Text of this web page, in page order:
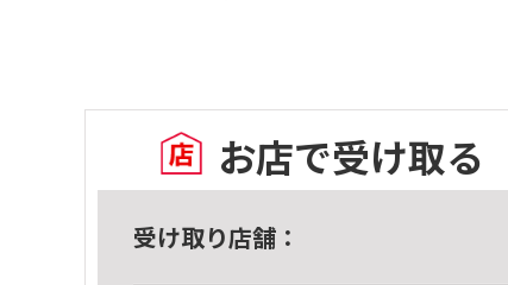
お店で受け取る
受け取り店舗：